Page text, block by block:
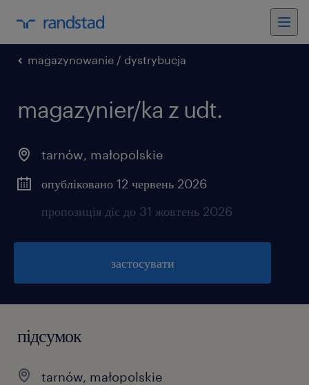
magazynowanie / dystrybucja
magazynier/ka z udt.
tarnów, małopolskie
опубліковано 12 червень 2026
пропозиція діє до 31 жовтень 2026
застосувати
підсумок
tarnów, małopolskie